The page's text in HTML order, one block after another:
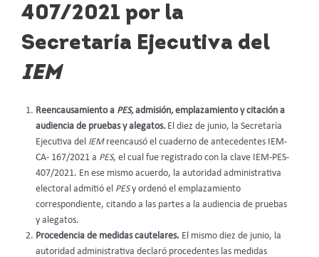
407/2021 por la
Secretaría Ejecutiva del
IEM
Reencausamiento a PES,admisión,emplazamiento y citación a
audiencia de pruebas y alegatos. El diez de junio, la Secretaría
Ejecutiva del IEM reencausó el cuaderno de antecedentes IEM-
CA- 167/2021 a PES, el cual fue registrado con la clave IEM-PES-
407/2021. En ese mismo acuerdo, la autoridad administrativa
electoral admitió el PESy ordenó el emplazamiento
correspondiente, citando a las partes a la audiencia de pruebas
y alegatos.
Procedencia de medidas cautelares. El mismo diez de junio, la
autoridad administrativa declaró procedentes las medidas